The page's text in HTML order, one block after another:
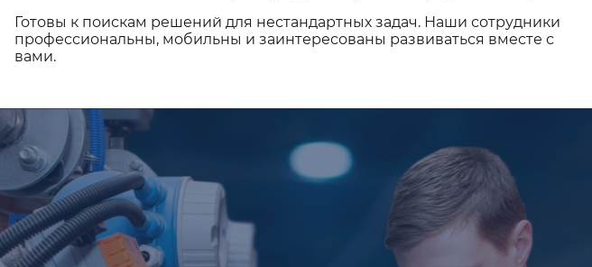
Готовы к поискам решений для нестандартных задач. Наши сотрудники
профессиональны, мобильны и заинтересованы развиваться вместе с
вами.